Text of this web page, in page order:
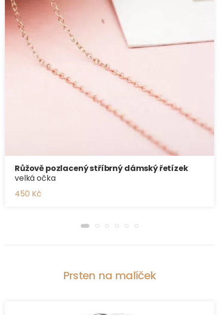
Růžově pozlacený stříbrný dámský řetízek
velká očka
450 Kč
Prsten na malíček